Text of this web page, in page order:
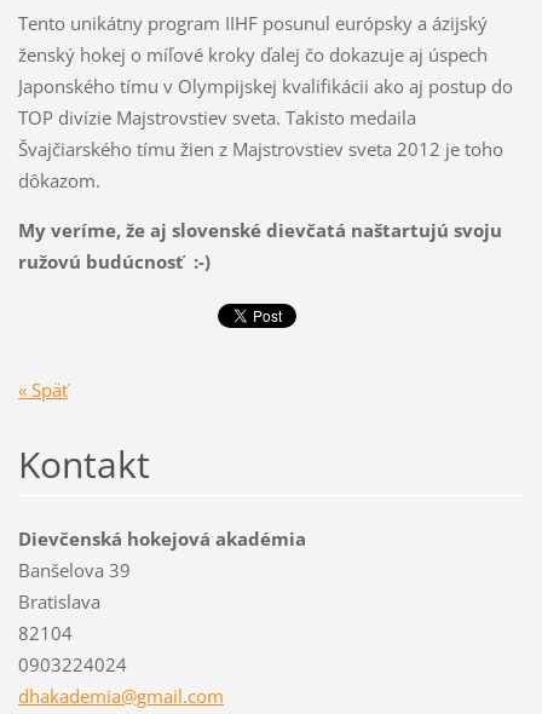
Tento unikátny program IIHF posunul európsky a ázijský
ženský hokej o míľové kroky ďalej čo dokazuje aj úspech
Japonského tímu v Olympijskej kvalifikácii ako aj postup do
TOP divízie Majstrovstiev sveta. Takisto medaila
Švajčiarského tímu žien z Majstrovstiev sveta 2012 je toho
dôkazom.
My veríme, že aj slovenské dievčatá naštartujú svoju
ružovú budúcnosť :-)
« Späť
Kontakt
Dievčenská hokejová akadémia
Banšelova 39
Bratislava
82104
0903224024
dhakademia@gmail.com